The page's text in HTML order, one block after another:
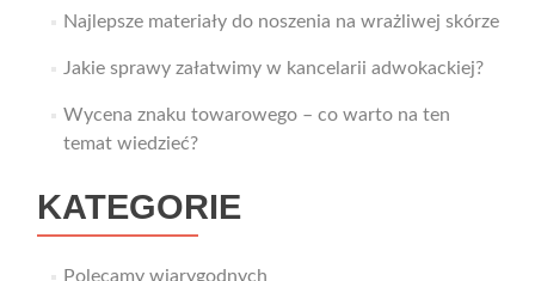
Najlepsze materiały do noszenia na wrażliwej skórze
Jakie sprawy załatwimy w kancelarii adwokackiej?
Wycena znaku towarowego – co warto na ten
temat wiedzieć?
KATEGORIE
Polecamy wiarygodnych